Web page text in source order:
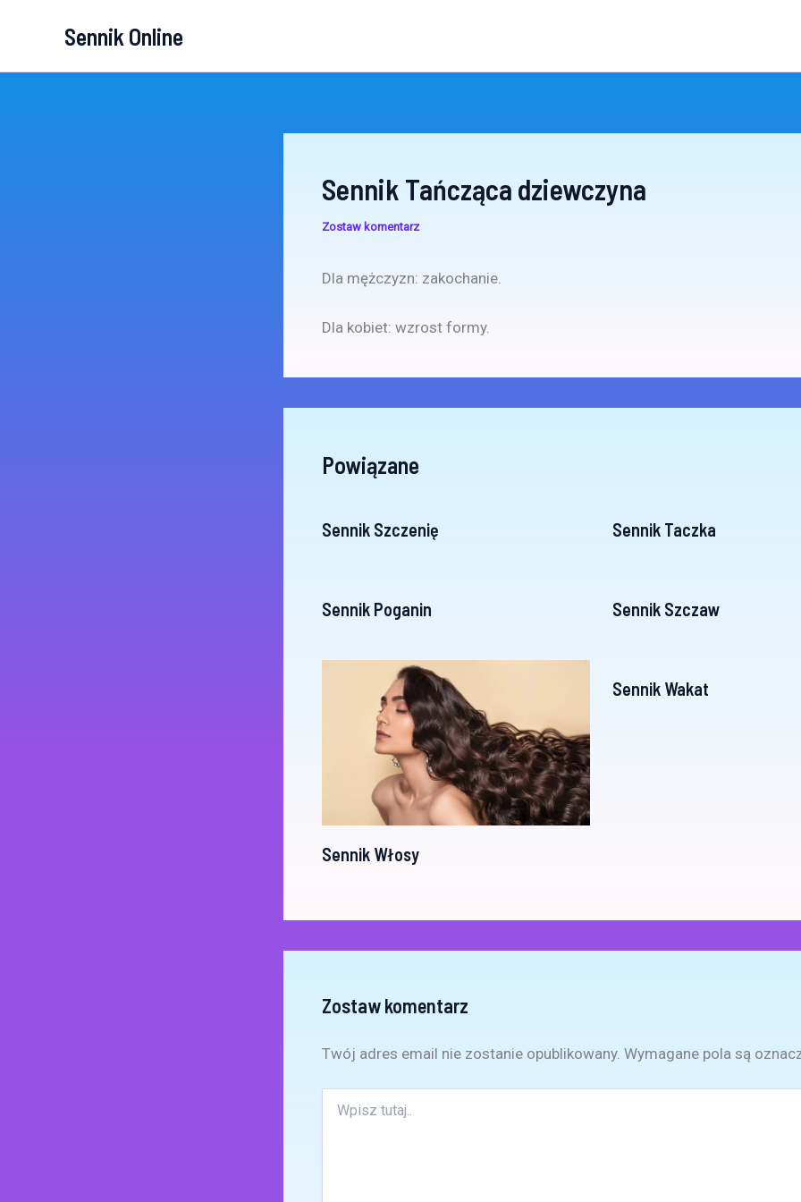
Sennik Online
Sennik Tańcząca dziewczyna
Zostaw komentarz
Dla mężczyzn: zakochanie.
Dla kobiet: wzrost formy.
Powiązane
Sennik Szczenię Sennik Taczka
Sennik Poganin Sennik Szczaw
Sennik Włosy
Sennik Wakat
Zostaw komentarz
Twój adres email nie zostanie opublikowany. Wymagane pola są
tutaj..